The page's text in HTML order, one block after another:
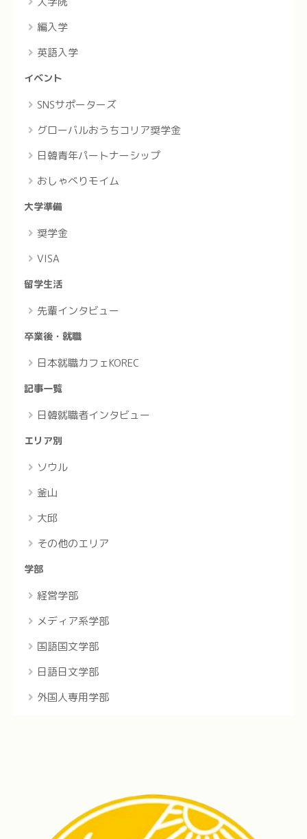
編入学
英語入学
イベント
SNSサポーターズ
グローバルおうちコリア奨学金
日韓青年パートナーシップ
おしゃべりモイム
大学準備
奨学金
VISA
留学生活
先輩インタビュー
卒業後・就職
日本就職カフェKOREC
記事一覧
日韓就職者インタビュー
エリア別
ソウル
釜山
大邱
その他のエリア
学部
経営学部
メディア系学部
国語国文学部
日語日文学部
外国人専用学部